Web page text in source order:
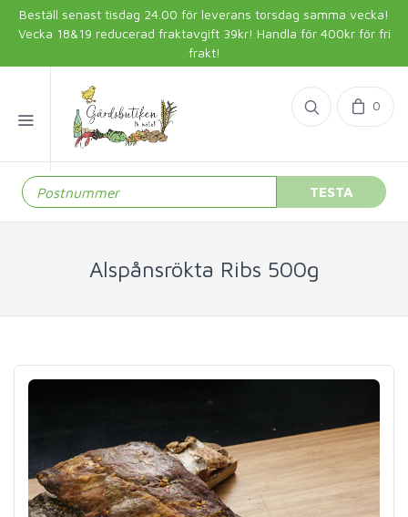
Beställ senast tisdag 24.00 för leverans torsdag samma vecka!
Vecka 18&19 reducerad fraktavgift 39kr! Handla för 400kr för fri
frakt!
0
TESTA
Alspånsrökta Ribs 500g